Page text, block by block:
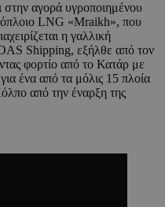
στην αγορά υγροποιημένου
LNG «Mraikh», που
η γαλλική
Shipping, εξήλθε από τον
φορτίο από το Κατάρ με
ένα από τα μόλις 15 πλοία
από την έναρξη της